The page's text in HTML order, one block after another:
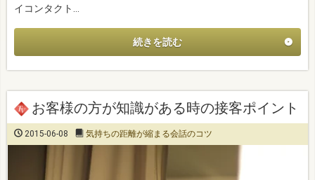
イコンタクト…
続きを読む
お客様の方が知識がある時の接客ポイント
2015-06-08 気持ちの距離が縮まる会話のコツ